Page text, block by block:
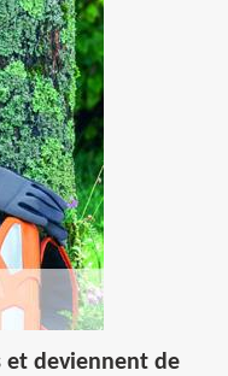
et deviennent de